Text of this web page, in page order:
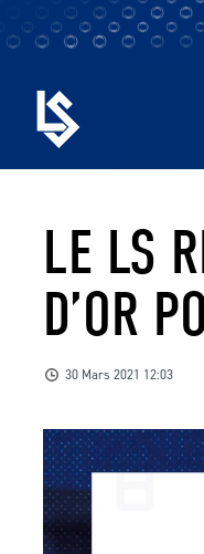
LE LS
D’OR
30 Mars 2021 12:03